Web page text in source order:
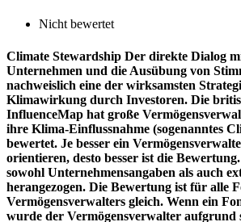
Nicht bewertet
Climate Stewardship Der direkte Dialog
Unternehmen und die Ausübung von
nachweislich eine der wirksamsten
Klimawirkung durch Investoren. Die
InfluenceMap hat große
ihre Klima-Einflussnahme (sogenanntes
bewertet. Je besser ein
orientieren, desto besser ist die
sowohl Unternehmensangaben als auch
herangezogen. Die Bewertung ist für alle
Vermögensverwalters gleich. Wenn ein
wurde der Vermögensverwalter aufgrund